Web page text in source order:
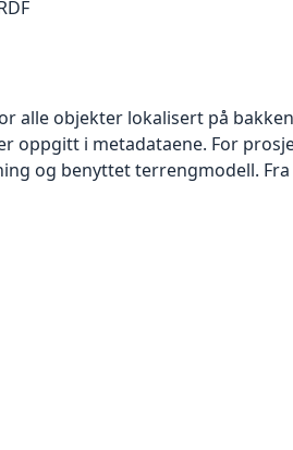
alle objekter lokalisert på
oppgitt i metadataene. For
og benyttet terrengmodell.